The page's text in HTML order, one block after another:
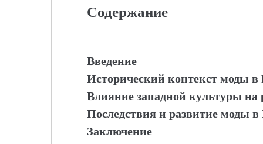
Содержание
Введение
Исторический контекст моды в
Влияние западной культуры на
Последствия и развитие моды
Заключение